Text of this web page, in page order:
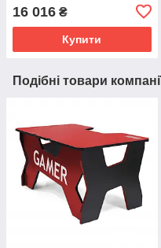
16 016 ₴
Купити
Подібні товари